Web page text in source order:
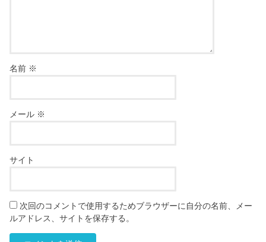
名前 ※
メール ※
サイト
次回のコメントで使用するためブラウザーに自分の名前、メー
ルアドレス、サイトを保存する。